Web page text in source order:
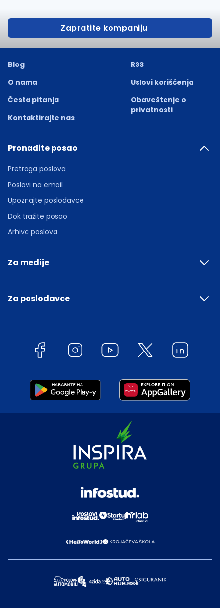
Zapratite kompaniju
Blog
O nama
Česta pitanja
Kontaktirajte nas
RSS
Uslovi korišćenja
Obaveštenje o
privatnosti
Pronađite posao
Pretraga poslova
Poslovi na email
Upoznajte poslodavce
Dok tražite posao
Arhiva poslova
Za medije
Za poslodavce